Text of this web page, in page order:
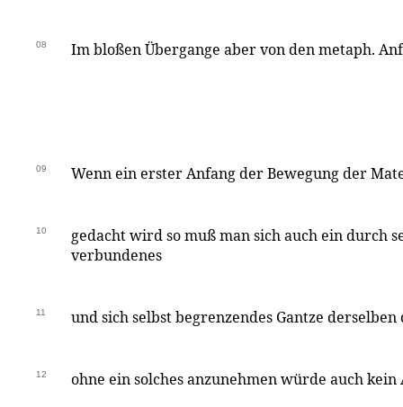
08 Im bloßen Übergange aber von den metaph.
09 Wenn ein erster Anfang der Bewegung der
10
gedacht wird so muß man sich auch ein durch
verbundenes
11 und sich selbst begrenzendes Gantze
12 ohne ein solches anzunehmen würde auch